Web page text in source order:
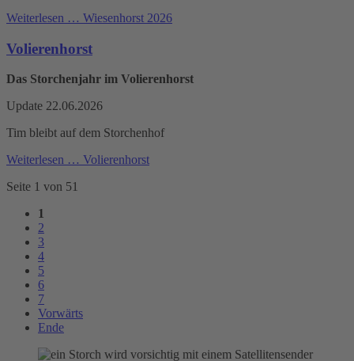
Weiterlesen … Wiesenhorst 2026
Volierenhorst
Das Storchenjahr im Volierenhorst
Update 22.06.2026
Tim bleibt auf dem Storchenhof
Weiterlesen … Volierenhorst
Seite 1 von 51
1
2
3
4
5
6
7
Vorwärts
Ende